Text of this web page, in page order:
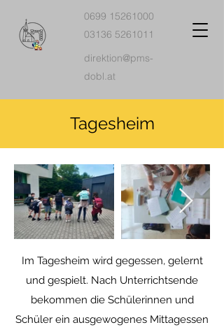
0699 15261000
03136 5261011
direktion@pms-
dobl.at
Tagesheim
Im Tagesheim wird gegessen, gelernt
und gespielt. Nach Unterrichtsende
bekommen die Schülerinnen und
Schüler ein ausgewogenes Mittagessen